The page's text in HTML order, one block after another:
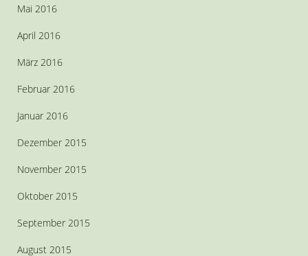
Mai 2016
April 2016
März 2016
Februar 2016
Januar 2016
Dezember 2015
November 2015
Oktober 2015
September 2015
August 2015